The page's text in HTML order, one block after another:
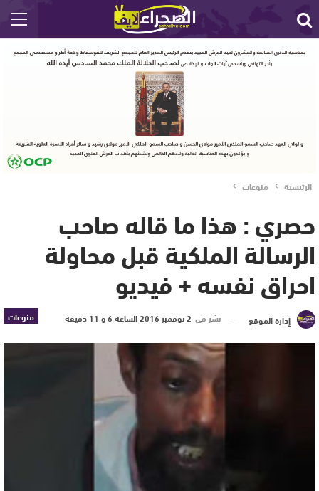
الرئيسية منوعات
حصري : هذا ما قاله صاحب
الرسالة الملكية قبل محاولة
احراق نفسه + فيديو
منوعات إدارة الموقع نشر في 2 نوفمبر 2016 الساعة 6 و 11 دقيقة